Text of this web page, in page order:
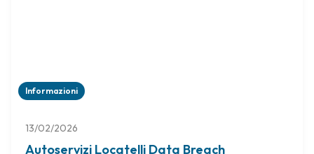
Informazioni
13/02/2026
Autoservizi Locatelli Data Breach